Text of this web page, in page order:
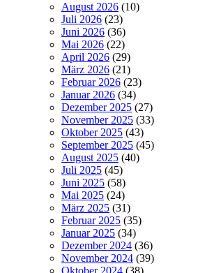
August 2026 (10)
Juli 2026 (23)
Juni 2026 (36)
Mai 2026 (22)
April 2026 (29)
März 2026 (21)
Februar 2026 (23)
Januar 2026 (34)
Dezember 2025 (27)
November 2025 (33)
Oktober 2025 (43)
September 2025 (45)
August 2025 (40)
Juli 2025 (45)
Juni 2025 (58)
Mai 2025 (24)
März 2025 (31)
Februar 2025 (35)
Januar 2025 (34)
Dezember 2024 (36)
November 2024 (39)